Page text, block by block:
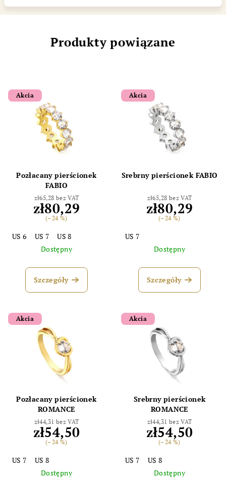
Produkty powiązane
Akcia
Pozłacany pierścionek
FABIO
zł65,28 bez VAT
zł80,29
(–24 %)
US 6 US 7
US 8
Dostępny
Szczegóły
Akcia
Srebrny pierścionek FABIO
zł65,28 bez VAT
zł80,29
(–24 %)
US 7
Dostępny
Szczegóły
Akcia
Pozłacany pierścionek
ROMANCE
zł44,31 bez VAT
zł54,50
(–24 %)
US 7
US 8
Dostępny
Akcia
Srebrny pierścionek
ROMANCE
zł44,31 bez VAT
zł54,50
(–24 %)
US 7
US 8
Dostępny